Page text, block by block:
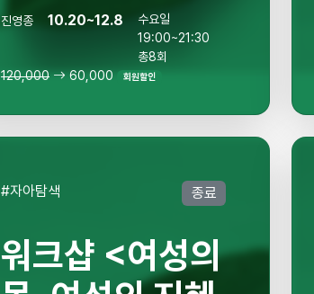
진영종 10.20~12.8
수요일
19:00~21:30
총8회
120,000
60,000 회원할인
#자아탐색 종료
워크샵 <여성의